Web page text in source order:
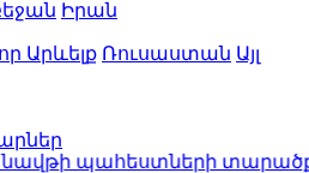
Իրան
Արևելք Ռուսաստան Այլ
պահեստների տարածքը